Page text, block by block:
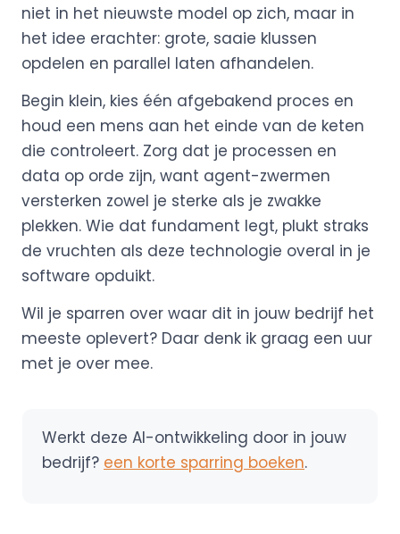
niet in het nieuwste model op zich, maar in
het idee erachter: grote, saaie klussen
opdelen en parallel laten afhandelen.
Begin klein, kies één afgebakend proces en
houd een mens aan het einde van de keten
die controleert. Zorg dat je processen en
data op orde zijn, want agent-zwermen
versterken zowel je sterke als je zwakke
plekken. Wie dat fundament legt, plukt straks
de vruchten als deze technologie overal in je
software opduikt.
Wil je sparren over waar dit in jouw bedrijf het
meeste oplevert? Daar denk ik graag een uur
met je over mee.
Werkt deze AI-ontwikkeling door in jouw
bedrijf? een korte sparring boeken.